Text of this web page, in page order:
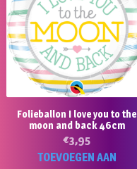
Folieballon I love you to the
moon and back 46cm
€3,95
TOEVOEGEN AAN